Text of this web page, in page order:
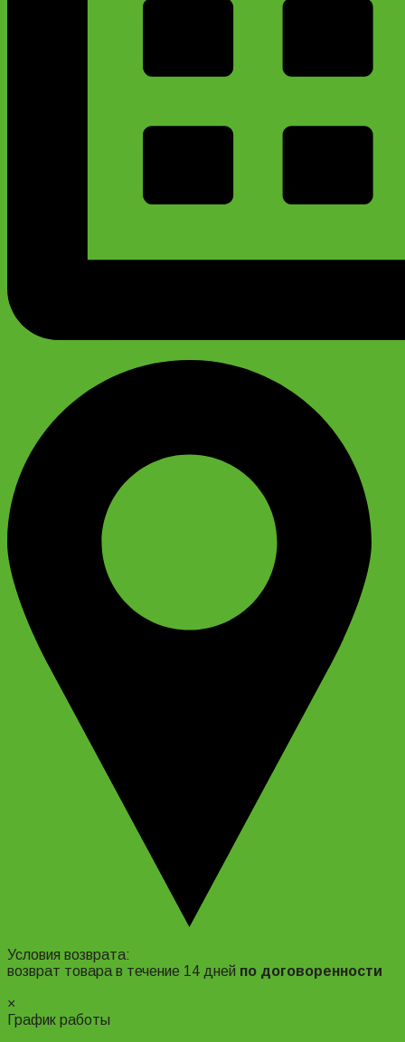
Условия возврата:
возврат товара в течение 14 дней по договоренности
×
График работы